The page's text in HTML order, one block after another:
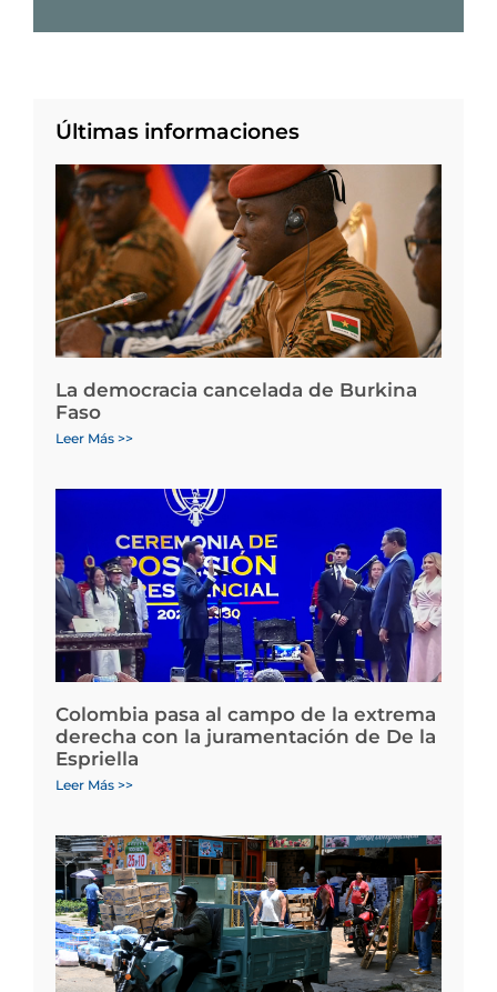
Últimas informaciones
La democracia cancelada de Burkina
Faso
Leer Más >>
Colombia pasa al campo de la extrema
derecha con la juramentación de De la
Espriella
Leer Más >>